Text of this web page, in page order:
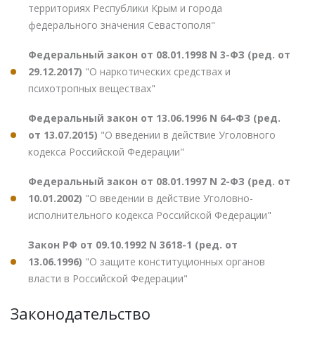
территориях Республики Крым и города
федерального значения Севастополя"
Федеральный закон от 08.01.1998 N 3-ФЗ (ред. от
29.12.2017) "О наркотических средствах и
психотропных веществах"
Федеральный закон от 13.06.1996 N 64-ФЗ (ред.
от 13.07.2015) "О введении в действие Уголовного
кодекса Российской Федерации"
Федеральный закон от 08.01.1997 N 2-ФЗ (ред. от
10.01.2002) "О введении в действие Уголовно-
исполнительного кодекса Российской Федерации"
Закон РФ от 09.10.1992 N 3618-1 (ред. от
13.06.1996) "О защите конституционных органов
власти в Российской Федерации"
Законодательство